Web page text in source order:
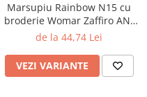
Marsupiu Rainbow N15 cu
broderie Womar Zaffiro AN-
NZ-15E
de la 44,74 Lei
VEZI VARIANTE